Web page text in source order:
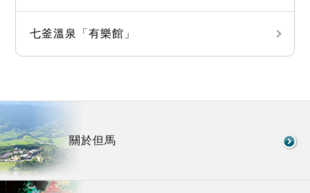
七釜溫泉「有樂館」
關於但馬